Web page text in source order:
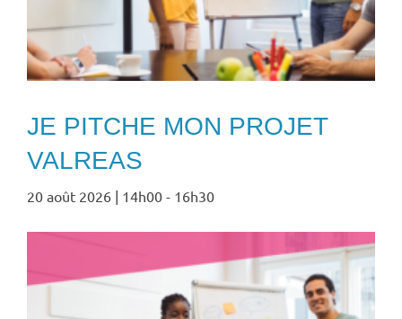
JE PITCHE MON PROJET
VALREAS
20 août 2026 | 14h00 - 16h30